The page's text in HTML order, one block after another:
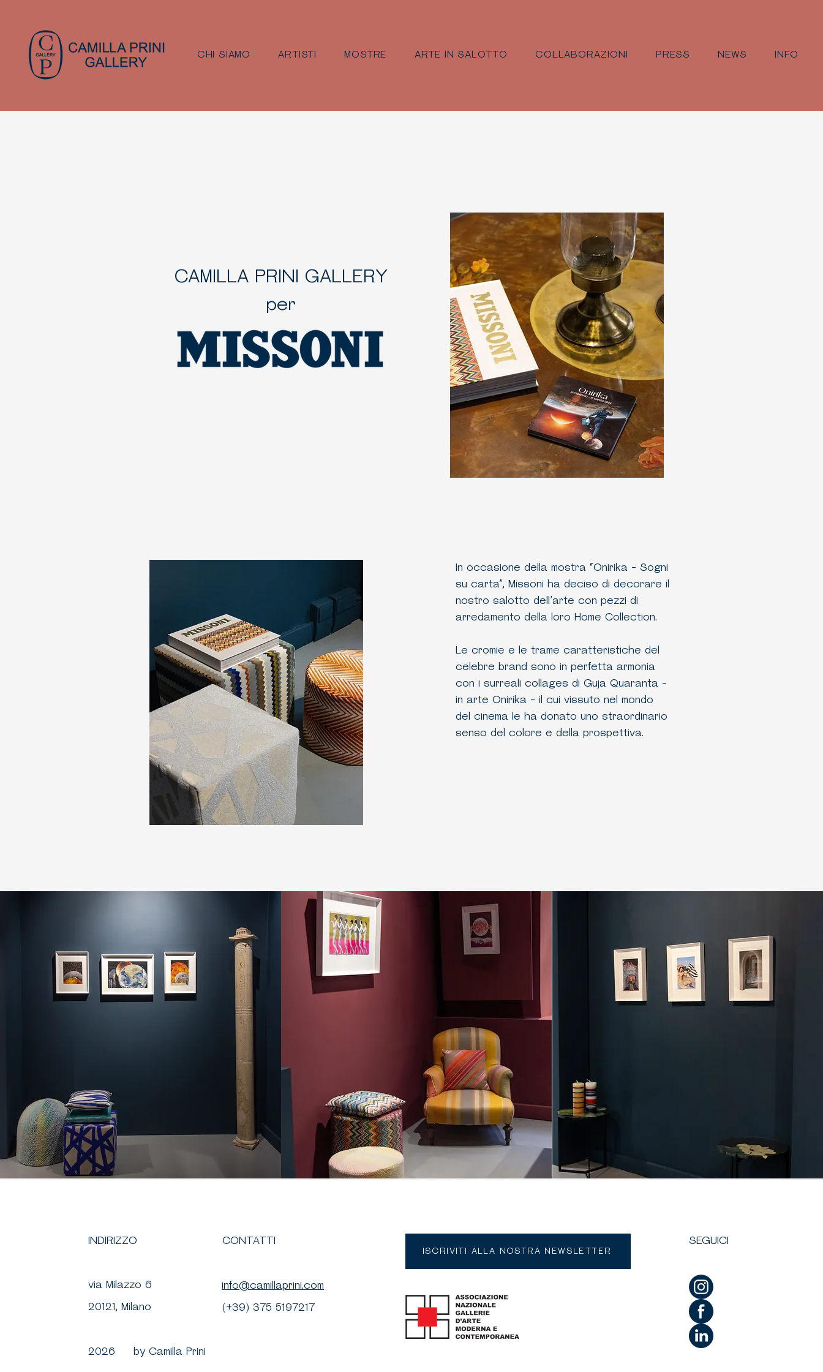
CHI SIAMO ARTISTI MOSTRE ARTE IN SALOTTO COLLABORAZIONI PRESS NEWS INFO
CAMILLA PRINI GALLERY
per
In occasione della mostra “Onirika - Sogni
su carta”, Missoni ha deciso di decorare il
nostro salotto dell’arte con pezzi di
arredamento della loro Home Collection.
Le cromie e le trame caratteristiche del
celebre brand sono in perfetta armonia
con i surreali collages di Guja Quaranta -
in arte Onirika - il cui vissuto nel mondo
del cinema le ha donato uno straordinario
senso del colore e della prospettiva.
INDIRIZZO
via Milazzo 6
20121, Milano
2026 by Camilla Prini
CONTATTI
info@camillaprini.com
(+39) 375 5197217
ISCRIVITI ALLA NOSTRA NEWSLETTER
SEGUICI